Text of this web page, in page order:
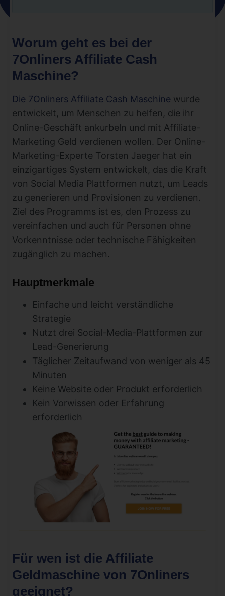
Worum geht es bei der
7Onliners Affiliate Cash
Maschine?
Die 7Onliners Affiliate Cash Maschine wurde
entwickelt, um Menschen zu helfen, die ihr
Online-Geschäft ankurbeln und mit Affiliate-
Marketing Geld verdienen wollen. Der Online-
Marketing-Experte Torsten Jaeger hat ein
einzigartiges System entwickelt, das die Kraft
von Social Media Plattformen nutzt, um Leads
zu generieren und Provisionen zu verdienen.
Ziel des Programms ist es, den Prozess zu
vereinfachen und auch für Personen ohne
Vorkenntnisse oder technische Fähigkeiten
zugänglich zu machen.
Hauptmerkmale
Einfache und leicht verständliche
Strategie
Nutzt drei Social-Media-Plattformen zur
Lead-Generierung
Täglicher Zeitaufwand von weniger als 45
Minuten
Keine Website oder Produkt erforderlich
Kein Vorwissen oder Erfahrung
erforderlich
Für wen ist die Affiliate
Geldmaschine von 7Onliners
geeignet?